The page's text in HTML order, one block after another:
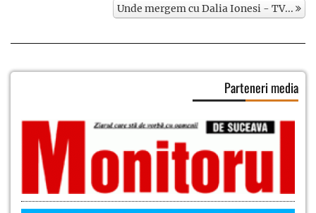
Unde mergem cu Dalia Ionesi - TV...
Parteneri media